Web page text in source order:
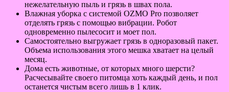
нежелательную пыль и грязь в швах пола.
Влажная уборка с системой OZMO Pro позволяет
отделять грязь с помощью вибрации. Робот
одновременно пылесосит и моет пол.
Самостоятельно выгружает грязь в одноразовый пакет.
Объема использования этого мешка хватает на целый
месяц.
Дома есть животные, от которых много шерсти?
Расчесывайте своего питомца хоть каждый день, и пол
останется чистым всего лишь в 1 клик.